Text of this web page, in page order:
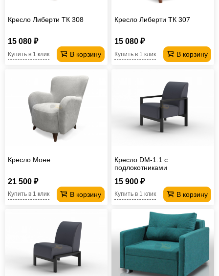
Кресло Либерти ТК 308
15 080 ₽
В корзину
Купить в 1 клик
Кресло Либерти ТК 307
15 080 ₽
В корзину
Купить в 1 клик
Кресло Моне
21 500 ₽
В корзину
Купить в 1 клик
Кресло DM-1.1 с
подлокотниками
15 900 ₽
В корзину
Купить в 1 клик